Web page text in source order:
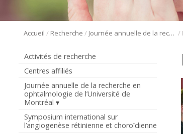
Accueil / Recherche / Journée annuelle de la recherche en ophtalmologie de l’Université de Montréal /
Activités de recherche
Centres affiliés
Journée annuelle de la recherche en
ophtalmologie de l’Université de
Montréal
Symposium international sur
l’angiogenèse rétinienne et choroïdienne